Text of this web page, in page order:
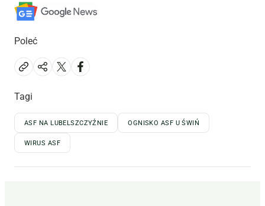
Poleć
Tagi
ASF NA LUBELSZCZYŹNIE OGNISKO ASF U ŚWIŃ
WIRUS ASF